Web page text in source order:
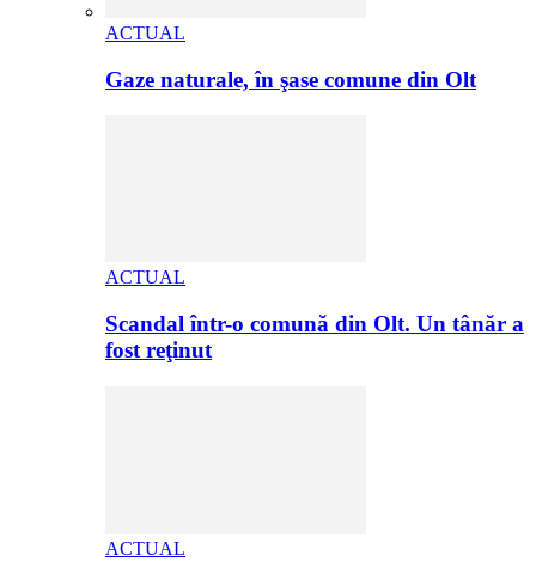
ACTUAL
Gaze naturale, în şase comune din Olt
ACTUAL
Scandal într-o comună din Olt. Un tânăr a
fost reţinut
ACTUAL